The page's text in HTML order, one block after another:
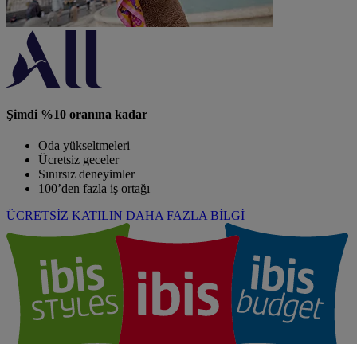
Şimdi %10 oranına kadar
Oda yükseltmeleri
Ücretsiz geceler
Sınırsız deneyimler
100’den fazla iş ortağı
ÜCRETSİZ KATILIN DAHA FAZLA BİLGİ